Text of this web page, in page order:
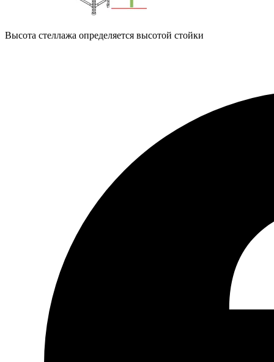
Высота стеллажа определяется высотой стойки